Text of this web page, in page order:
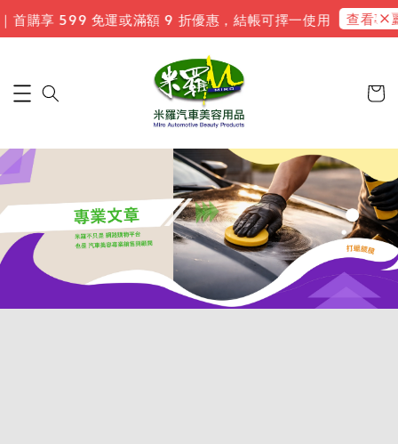
購享 599 免運或滿額 9 折優惠，結帳可擇一使用 查看專屬